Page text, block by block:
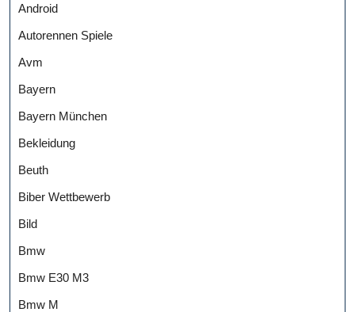
Android
Autorennen Spiele
Avm
Bayern
Bayern München
Bekleidung
Beuth
Biber Wettbewerb
Bild
Bmw
Bmw E30 M3
Bmw M